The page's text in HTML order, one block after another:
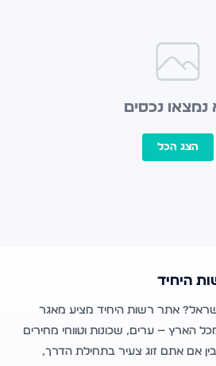
נמצאו נכסים
הצג הכל
היחיד
אתר רשות היחיד מציע מאגר
הארץ — ערים, שכונות וטווחי מחירים
אם אתם זוג צעיר בתחילת הדרך,